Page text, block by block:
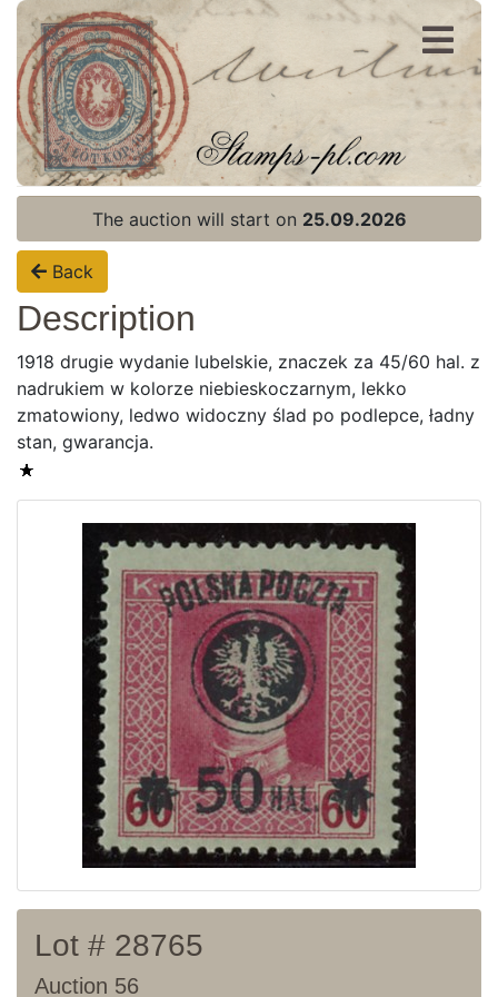
Register
Login
Home page
Current auction
Recent result
Archive
Regulation
Contact
The auction will start on 25.09.2026
Back
Description
1918 drugie wydanie lubelskie, znaczek za 45/60 hal. z
nadrukiem w kolorze niebieskoczarnym, lekko
zmatowiony, ledwo widoczny ślad po podlepce, ładny
stan, gwarancja.
Lot # 28765
Auction 56